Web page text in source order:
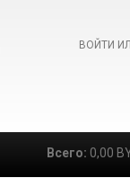
ВОЙТИ
Всего: 0,00